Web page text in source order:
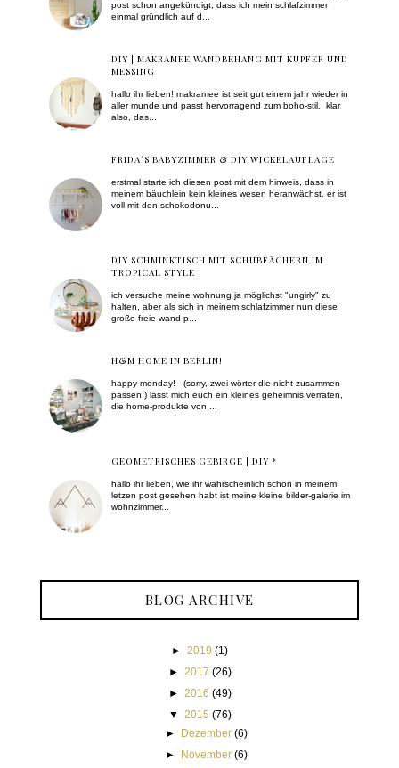
post schon angekündigt, dass ich mein schlafzimmer
einmal gründlich auf d...
DIY | MAKRAMEE WANDBEHANG MIT KUPFER UND
MESSING
hallo ihr lieben! makramee ist seit gut einem jahr wieder in
aller munde und passt hervorragend zum boho-stil. klar
also, das...
FRIDA´S BABYZIMMER & DIY WICKELAUFLAGE
erstmal starte ich diesen post mit dem hinweis, dass in
meinem bäuchlein kein kleines wesen heranwächst. er ist
voll mit den schokodonu...
DIY SCHMINKTISCH MIT SCHUBFÄCHERN IM
TROPICAL STYLE
ich versuche meine wohnung ja möglichst "ungirly" zu
halten, aber als sich in meinem schlafzimmer nun diese
große freie wand p...
H&M HOME IN BERLIN!
happy monday! (sorry, zwei wörter die nicht zusammen
passen.) lasst mich euch ein kleines geheimnis verraten,
die home-produkte von ...
GEOMETRISCHES GEBIRGE | DIY *
hallo ihr lieben, wie ihr wahrscheinlich schon in meinem
letzen post gesehen habt ist meine kleine bilder-galerie im
wohnzimmer...
BLOG ARCHIVE
► 2019 (1)
► 2017 (26)
► 2016 (49)
▼ 2015 (76)
► Dezember (6)
► November (6)